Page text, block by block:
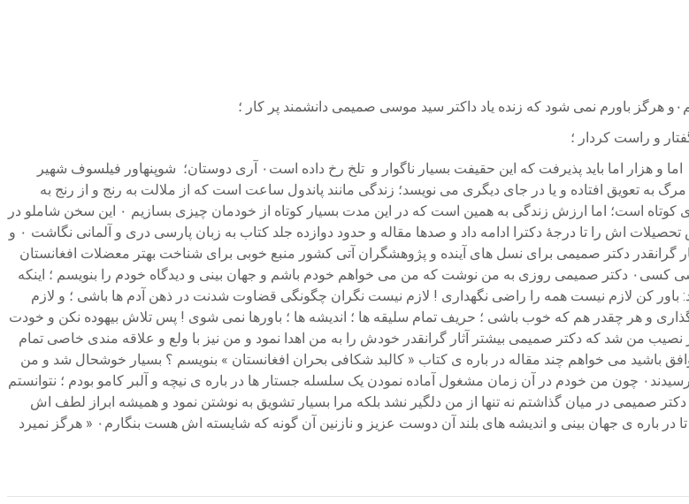
و راست کردار ؛
انسان به تمام معنا انسان ؛ دوست فوق العاده مهربان و خوش بیان را از دست داده ایم۰ اما و هزار اما باید پذیرفت که این حقیفت بسیار ناگوار و تلخ رخ داده است۰ آری دوستان؛ شوپنهاور فیلسوف شهیر
به تعویق افتاده و یا در جای دیگری می نویسد؛ زندگی مانند پاندول ساعت است که از ملالت به رنج و از رنج به
ملالت در حرکت است۰زنده یاد احمد شاملو نیز معتقد بود که زندگی به طرز بیشرمانه ای کوتاه است؛ اما ارزش زندگی به همین است که در این مدت بسیار کوتاه از خودمان چیزی بسازیم ۰ این سخن شاملو در
باره ی دکتر صمیمی فرهیخته کاملن صدق می کند۰دکتر صمیمی فرزانه در عمر پربارش تحصیلات اش را تا درجهٔ دکترا ادامه داد و صدها مقاله و حدود دوازده جلد کتاب به زبان پارسی دری و آلمانی نگاشت ۰ و
آموزنده را به ما به یادگار گذاشت۰ تردیدی ندارم که آثار گرانقدر دکتر صمیمی برای نسل های آینده و پژوهشگران آتی کشور منبع خوبی برای شناخت بهتر معضلات افغانستان
خواهند بود۰دکتر صمیمی صمیمانه و صادقانه می نوشت ؛ نه برای فخر فروشی و دلخوشی کسی۰ دکتر صمیمی روزی به من نوشت که من می خواهم خودم باشم و جهان بینی و دیدگاه خودم را بنویسم ؛ اینکه
در نوشتنم تأثیری ندارد۰ نکته سنجی می نگارد: باور کن لازم نیست همه را راضی نگهداری ! لازم نیست نگران چگونگی قضاوت شدنت در ذهن آدم ها باشی ؛ و لازم
و هر چقدر هم که خوب باشی ؛ حریف تمام سلیقه ها ؛ اندیشه ها ؛ باورها نمی شوی ! پس تلاش بیهوده نکن و خودت
دکتر صمیمی گفته هست۰ چند سال پیش این افتخار نصیب من شد که دکتر صمیمی بیشتر آثار گرانقدر خودش را به من اهدا نمود و من نیز با ولع و علاقه مندی خاصی تمام
باشید می خواهم چند مقاله در باره ی کتاب « کالبد شکافی بحران افغانستان » بنویسم ؟ بسیار خوشحال شد و من
نیز پنج مقاله در معرفی این اثر گرانسنگ نوشتم و از طریق سایت وزین گفتمان به نشر رسیدند۰ چون من خودم در آن زمان مشغول آماده نمودن یک سلسله جستار ها در باره ی نیچه و آلبر کامو بودم ؛ نتوانستم
صمیمی در میان گذاشتم نه تنها از من دلگیر نشد بلکه مرا بسیار تشویق به نوشتن نمود و همیشه ابراز لطف اش
شامل حال من می‌شد۰ امیدوارم روزی این شایستگی را داشته باشم و عمری نیز باشد تا در باره ی جهان بینی و اندیشه های بلند آن دوست عزیز و نازنین آن گونه که شایسته اش هست بنگارم۰ « هرگز نمیرد